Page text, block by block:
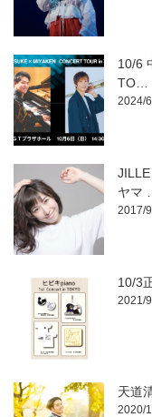
10/6
TO…
2024/
ヤマ …
2017/
10/3
2021/
天道
2020/